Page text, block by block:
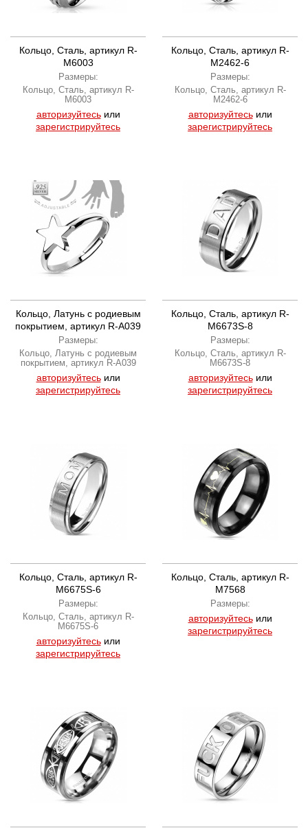
Кольцо, Сталь, артикул R-
M6003
Размеры:
Кольцо, Сталь, артикул R-
M6003
авторизуйтесьили
зарегистрируйтесь
Кольцо, Сталь, артикул R-
M2462-6
Размеры:
Кольцо, Сталь, артикул R-
M2462-6
авторизуйтесьили
зарегистрируйтесь
Кольцо, Латунь с родиевым
покрытием, артикул R-A039
Размеры:
Кольцо, Латунь с родиевым
покрытием, артикул R-A039
авторизуйтесьили
зарегистрируйтесь
Кольцо, Сталь, артикул R-
M6673S-8
Размеры:
Кольцо, Сталь, артикул R-
M6673S-8
авторизуйтесьили
зарегистрируйтесь
Кольцо, Сталь, артикул R-
M6675S-6
Размеры:
Кольцо, Сталь, артикул R-
M6675S-6
авторизуйтесьили
зарегистрируйтесь
Кольцо, Сталь, артикул R-
M7568
Размеры:
авторизуйтесьили
зарегистрируйтесь